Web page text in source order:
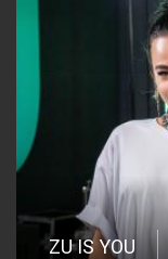
ZU IS YOU